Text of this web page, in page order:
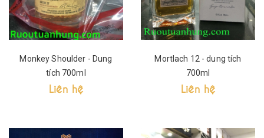
Monkey Shoulder - Dung
tích 700ml
Liên hệ
Mortlach 12 - dung tích
700ml
Liên hệ